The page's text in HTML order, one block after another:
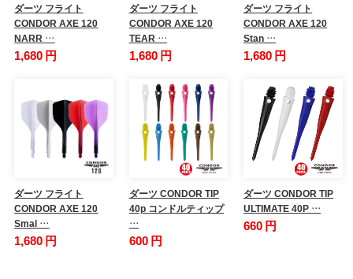
ダーツ フライト
CONDOR AXE 120
NARR …
1,680 円
ダーツ フライト
CONDOR AXE 120
TEAR …
1,680 円
ダーツ フライト
CONDOR AXE 120
Stan …
1,680 円
ダーツ フライト
CONDOR AXE 120
Smal …
1,680 円
ダーツ CONDOR TIP
40p コンドルティップ
…
600 円
ダーツ CONDOR TIP
ULTIMATE 40P …
660 円